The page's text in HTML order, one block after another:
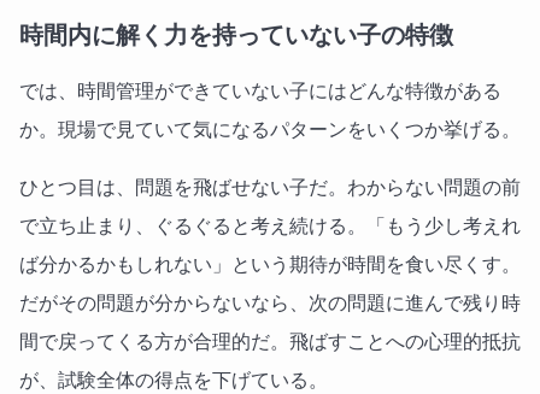
時間内に解く力を持っていない子の特徴
では、時間管理ができていない子にはどんな特徴がある
か。現場で見ていて気になるパターンをいくつか挙げる。
ひとつ目は、問題を飛ばせない子だ。わからない問題の前
で立ち止まり、ぐるぐると考え続ける。「もう少し考えれ
ば分かるかもしれない」という期待が時間を食い尽くす。
だがその問題が分からないなら、次の問題に進んで残り時
間で戻ってくる方が合理的だ。飛ばすことへの心理的抵抗
が、試験全体の得点を下げている。